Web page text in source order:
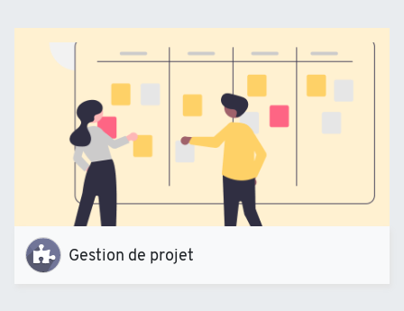
Gestion de projet